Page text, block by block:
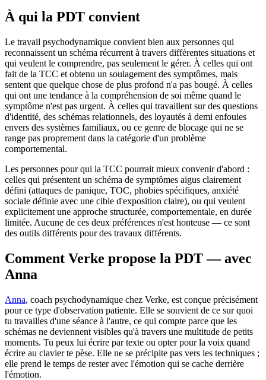
À qui la PDT convient
Le travail psychodynamique convient bien aux personnes qui
reconnaissent un schéma récurrent à travers différentes situations et
qui veulent le comprendre, pas seulement le gérer. À celles qui ont
fait de la TCC et obtenu un soulagement des symptômes, mais
sentent que quelque chose de plus profond n'a pas bougé. À celles
qui ont une tendance à la compréhension de soi même quand le
symptôme n'est pas urgent. À celles qui travaillent sur des questions
d'identité, des schémas relationnels, des loyautés à demi enfouies
envers des systèmes familiaux, ou ce genre de blocage qui ne se
range pas proprement dans la catégorie d'un problème
comportemental.
Les personnes pour qui la TCC pourrait mieux convenir d'abord :
celles qui présentent un schéma de symptômes aigus clairement
défini (attaques de panique, TOC, phobies spécifiques, anxiété
sociale définie avec une cible d'exposition claire), ou qui veulent
explicitement une approche structurée, comportementale, en durée
limitée. Aucune de ces deux préférences n'est honteuse — ce sont
des outils différents pour des travaux différents.
Comment Verke propose la PDT — avec
Anna
Anna, coach psychodynamique chez Verke, est conçue précisément
pour ce type d'observation patiente. Elle se souvient de ce sur quoi
tu travailles d'une séance à l'autre, ce qui compte parce que les
schémas ne deviennent visibles qu'à travers une multitude de petits
moments. Tu peux lui écrire par texte ou opter pour la voix quand
écrire au clavier te pèse. Elle ne se précipite pas vers les techniques ;
elle prend le temps de rester avec l'émotion qui se cache derrière
l'émotion.